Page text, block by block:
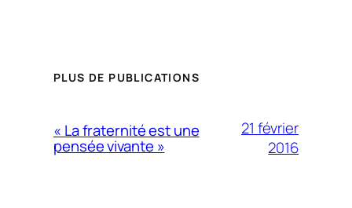
PLUS DE PUBLICATIONS
« La fraternité est une
pensée vivante »
21 février
2016